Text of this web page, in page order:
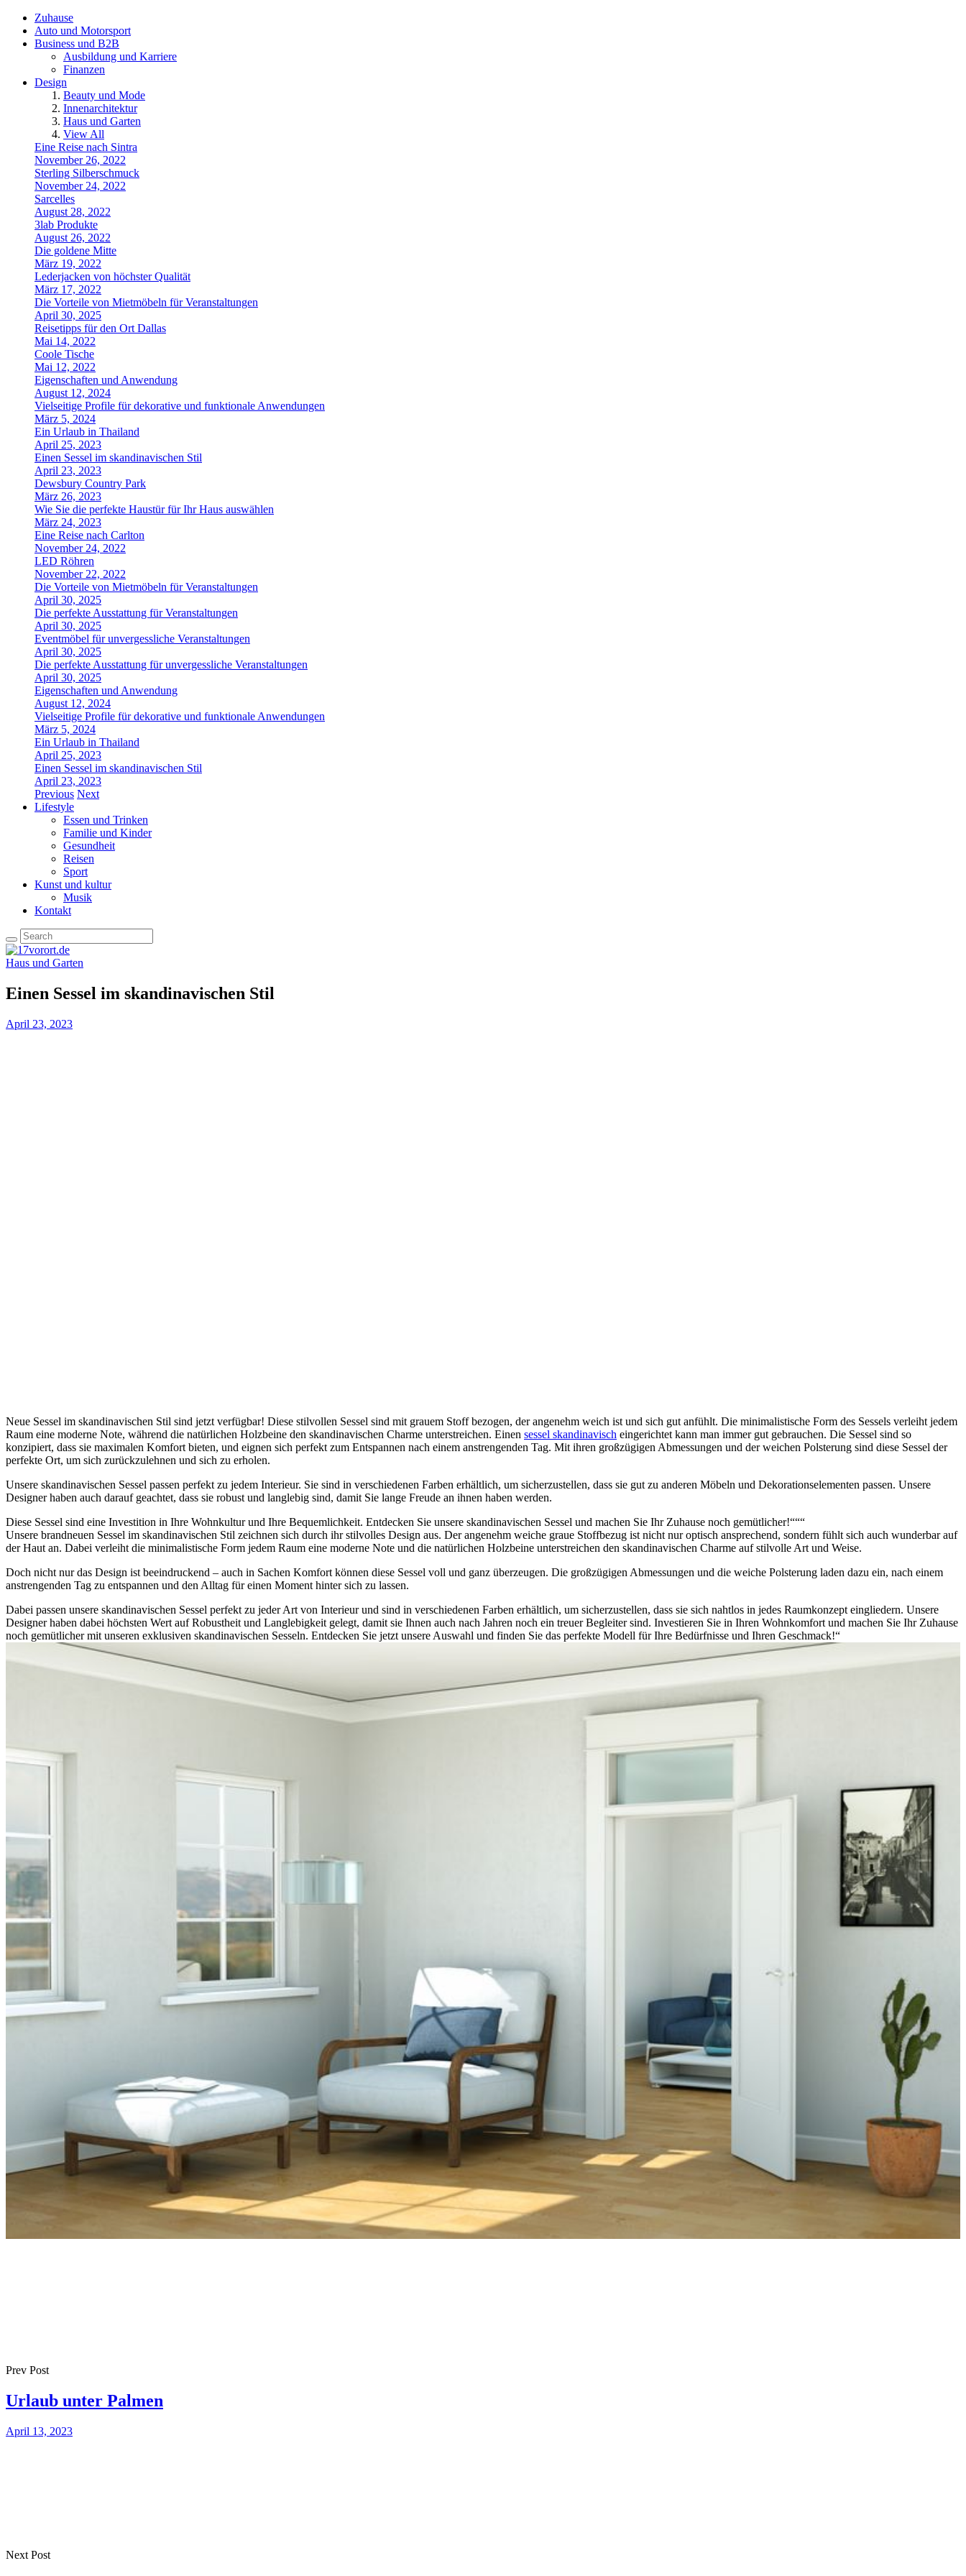
Zuhause
Auto und Motorsport
Business und B2B
Ausbildung und Karriere
Finanzen
Design
Beauty und Mode
Innenarchitektur
Haus und Garten
View All
Eine Reise nach Sintra
November 26, 2022
Sterling Silberschmuck
November 24, 2022
Sarcelles
August 28, 2022
3lab Produkte
August 26, 2022
Die goldene Mitte
März 19, 2022
Lederjacken von höchster Qualität
März 17, 2022
Die Vorteile von Mietmöbeln für Veranstaltungen
April 30, 2025
Reisetipps für den Ort Dallas
Mai 14, 2022
Coole Tische
Mai 12, 2022
Eigenschaften und Anwendung
August 12, 2024
Vielseitige Profile für dekorative und funktionale Anwendungen
März 5, 2024
Ein Urlaub in Thailand
April 25, 2023
Einen Sessel im skandinavischen Stil
April 23, 2023
Dewsbury Country Park
März 26, 2023
Wie Sie die perfekte Haustür für Ihr Haus auswählen
März 24, 2023
Eine Reise nach Carlton
November 24, 2022
LED Röhren
November 22, 2022
Die Vorteile von Mietmöbeln für Veranstaltungen
April 30, 2025
Die perfekte Ausstattung für Veranstaltungen
April 30, 2025
Eventmöbel für unvergessliche Veranstaltungen
April 30, 2025
Die perfekte Ausstattung für unvergessliche Veranstaltungen
April 30, 2025
Eigenschaften und Anwendung
August 12, 2024
Vielseitige Profile für dekorative und funktionale Anwendungen
März 5, 2024
Ein Urlaub in Thailand
April 25, 2023
Einen Sessel im skandinavischen Stil
April 23, 2023
Previous Next
Lifestyle
Essen und Trinken
Familie und Kinder
Gesundheit
Reisen
Sport
Kunst und kultur
Musik
Kontakt
Haus und Garten
Einen Sessel im skandinavischen Stil
April 23, 2023
Neue Sessel im skandinavischen Stil sind jetzt verfügbar! Diese stilvollen Sessel sind mit grauem Stoff bezogen, der angenehm weich ist und sich gut anfühlt. Die minimalistische Form des Sessels verleiht jedem
Raum eine moderne Note, während die natürlichen Holzbeine den skandinavischen Charme unterstreichen. Einen sessel skandinavisch eingerichtet kann man immer gut gebrauchen. Die Sessel sind so
konzipiert, dass sie maximalen Komfort bieten, und eignen sich perfekt zum Entspannen nach einem anstrengenden Tag. Mit ihren großzügigen Abmessungen und der weichen Polsterung sind diese Sessel der
perfekte Ort, um sich zurückzulehnen und sich zu erholen.
Unsere skandinavischen Sessel passen perfekt zu jedem Interieur. Sie sind in verschiedenen Farben erhältlich, um sicherzustellen, dass sie gut zu anderen Möbeln und Dekorationselementen passen. Unsere
Designer haben auch darauf geachtet, dass sie robust und langlebig sind, damit Sie lange Freude an ihnen haben werden.
Diese Sessel sind eine Investition in Ihre Wohnkultur und Ihre Bequemlichkeit. Entdecken Sie unsere skandinavischen Sessel und machen Sie Ihr Zuhause noch gemütlicher!“““
Unsere brandneuen Sessel im skandinavischen Stil zeichnen sich durch ihr stilvolles Design aus. Der angenehm weiche graue Stoffbezug ist nicht nur optisch ansprechend, sondern fühlt sich auch wunderbar auf
der Haut an. Dabei verleiht die minimalistische Form jedem Raum eine moderne Note und die natürlichen Holzbeine unterstreichen den skandinavischen Charme auf stilvolle Art und Weise.
Doch nicht nur das Design ist beeindruckend – auch in Sachen Komfort können diese Sessel voll und ganz überzeugen. Die großzügigen Abmessungen und die weiche Polsterung laden dazu ein, nach einem
anstrengenden Tag zu entspannen und den Alltag für einen Moment hinter sich zu lassen.
Dabei passen unsere skandinavischen Sessel perfekt zu jeder Art von Interieur und sind in verschiedenen Farben erhältlich, um sicherzustellen, dass sie sich nahtlos in jedes Raumkonzept eingliedern. Unsere
Designer haben dabei höchsten Wert auf Robustheit und Langlebigkeit gelegt, damit sie Ihnen auch nach Jahren noch ein treuer Begleiter sind. Investieren Sie in Ihren Wohnkomfort und machen Sie Ihr Zuhause
noch gemütlicher mit unseren exklusiven skandinavischen Sesseln. Entdecken Sie jetzt unsere Auswahl und finden Sie das perfekte Modell für Ihre Bedürfnisse und Ihren Geschmack!“
Prev Post
Urlaub unter Palmen
April 13, 2023
Next Post